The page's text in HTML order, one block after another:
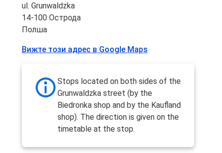
ul. Grunwaldzka
14-100 Острода
Полша
Вижте този адрес в Google Maps
Stops located on both sides of the
Grunwaldzka street (by the
Biedronka shop and by the Kaufland
shop). The direction is given on the
timetable at the stop.